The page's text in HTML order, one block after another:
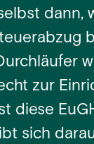
dann,
zur
diese
sich